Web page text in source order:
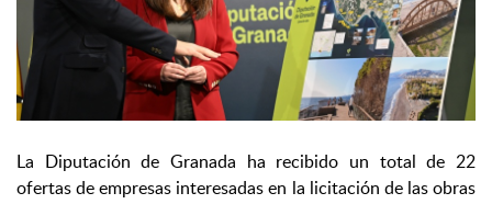
La Diputación de Granada ha recibido un total de 22
ofertas de empresas interesadas en la licitación de las obras